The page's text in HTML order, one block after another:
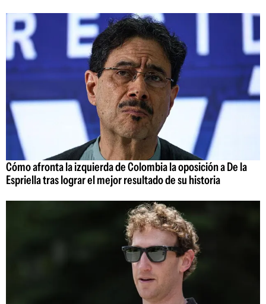
Cómo afronta la izquierda de Colombia la oposición a De la
Espriella tras lograr el mejor resultado de su historia